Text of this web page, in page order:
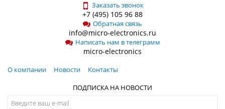
Заказать звонок
+7 (495) 105 96 88
Обратная связь
info@micro-electronics.ru
Написать нам в телеграмм
micro-electronics
О компании Новости
Контакты
ПОДПИСКА НА НОВОСТИ